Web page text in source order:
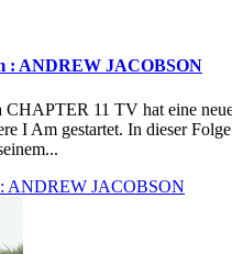
: ANDREW JACOBSON
CHAPTER 11 TV hat eine
I Am​ gestartet. In dieser
ANDREW JACOBSON